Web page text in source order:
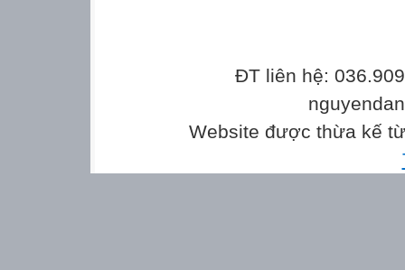
ĐT liên hệ:
Website được thừa kế